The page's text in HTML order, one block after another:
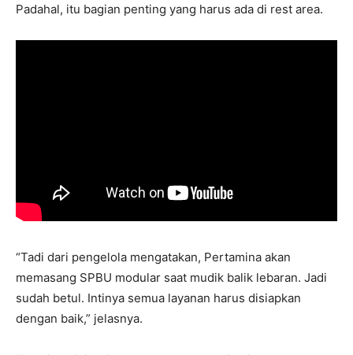
Padahal, itu bagian penting yang harus ada di rest area.
“Tadi dari pengelola mengatakan, Pertamina akan
memasang SPBU modular saat mudik balik lebaran. Jadi
sudah betul. Intinya semua layanan harus disiapkan
dengan baik,” jelasnya.